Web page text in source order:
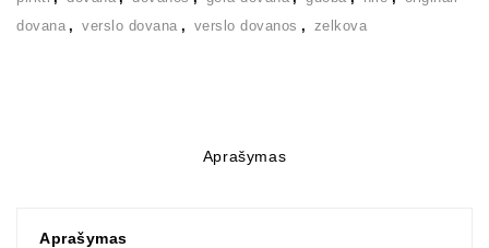
dovana , verslo dovana , verslo dovanos , zelkova
Aprašymas
Aprašymas